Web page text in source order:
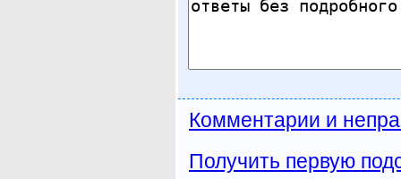
Комментарии и
Получить первую